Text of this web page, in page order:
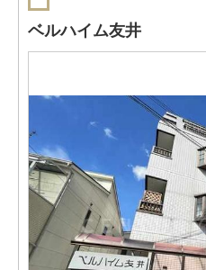
ベルハイム友井